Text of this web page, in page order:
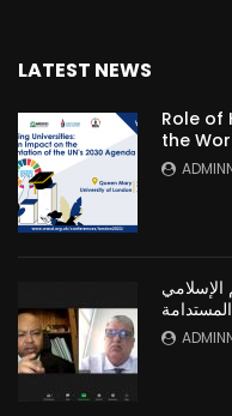
LATEST NEWS
Role of
the
الإسلامي